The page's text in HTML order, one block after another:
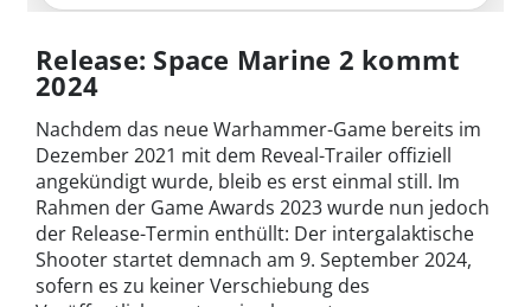
Release: Space Marine 2 kommt
2024
Nachdem das neue Warhammer-Game bereits im
Dezember 2021 mit dem Reveal-Trailer offiziell
angekündigt wurde, bleib es erst einmal still. Im
Rahmen der Game Awards 2023 wurde nun jedoch
der Release-Termin enthüllt: Der intergalaktische
Shooter startet demnach am 9. September 2024,
sofern es zu keiner Verschiebung des